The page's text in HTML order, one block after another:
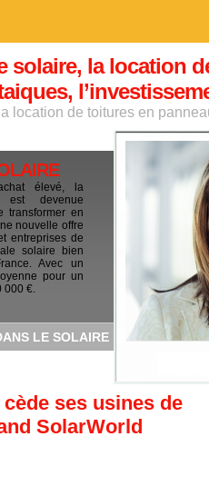
solaire, la location
location de toitures en
élevé, la
est devenue
transformer en
nouvelle offre
entreprises de
solaire bien
Avec un
pour un
000 €.
LE SOLAIRE
ses usines de
SolarWorld